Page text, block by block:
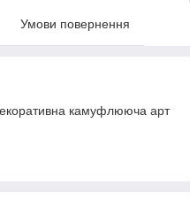
Умови повернення
камуфлююча арт